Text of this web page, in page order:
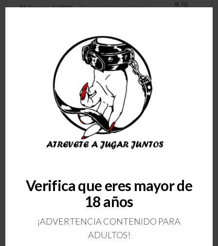
Verifica que eres mayor de
18 años
¡ADVERTENCIA CONTENIDO PARA
ADULTOS!
31 de mayo de 2023 Por atreveteajugarjuntos 0
59009
Deja una respuesta
Tu dirección de correo electrónico no será
Los campos obligatorios están